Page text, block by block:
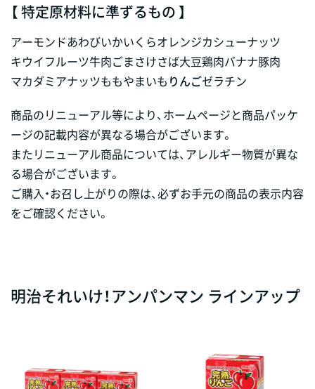
【 特定原材料に準ずるもの 】
アーモンドあわびいかいくらオレンジカシューナッツ
キウイフルーツ牛肉ごまさけさば大豆鶏肉バナナ豚肉
マカダミアナッツももやまいも りんごゼラチン
商品のリニューアル等により、ホームページと商品パッケ
ージの記載内容が異なる場合がございます。
またリニューアル商品については、アレルギー物質が異な
る場合がございます。
ご購入・お召し上がりの際は、必ずお手元の商品の表示内容
をご確認ください。
明治それいけ！アンパンマン ラインアップ